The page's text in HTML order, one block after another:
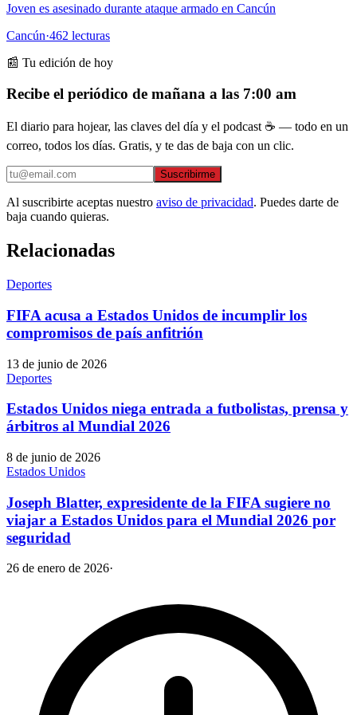
Joven es asesinado durante ataque armado en Cancún
Cancún·462 lecturas
📰 Tu edición de hoy
Recibe el periódico de mañana a las 7:00 am
El diario para hojear, las claves del día y el podcast ☕ — todo en un
correo, todos los días. Gratis, y te das de baja con un clic.
Suscribirme
Al suscribirte aceptas nuestro aviso de privacidad. Puedes darte de
baja cuando quieras.
Relacionadas
Deportes
FIFA acusa a Estados Unidos de incumplir los
compromisos de país anfitrión
13 de junio de 2026
Deportes
Estados Unidos niega entrada a futbolistas, prensa y
árbitros al Mundial 2026
8 de junio de 2026
Estados Unidos
Joseph Blatter, expresidente de la FIFA sugiere no
viajar a Estados Unidos para el Mundial 2026 por
seguridad
26 de enero de 2026·